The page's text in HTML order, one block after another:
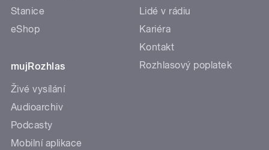
Stanice
eShop
mujRozhlas
Živé vysílání
Audioarchiv
Podcasty
Mobilní aplikace
Lidé v rádiu
Kariéra
Kontakt
Rozhlasový poplatek